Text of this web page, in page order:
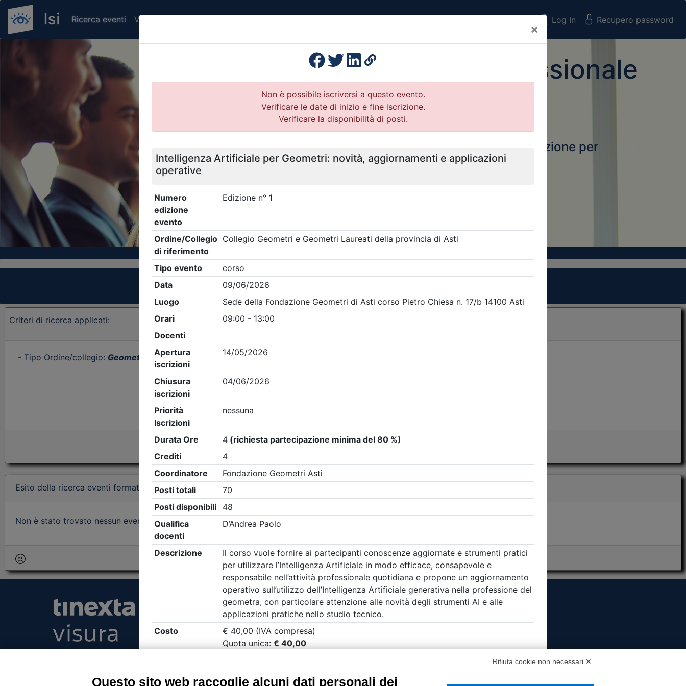
×
Ricerca eventi Verifica attestato di presenza Log In Recupero password
Formazione Professionale
Continua
Il portale della formazione per
Ordini e Collegi
Previous
Clicca qui - espandi la sezione dei filtri ricerca eventi
Criteri di ricerca applicati:
- Tipo Ordine/collegio: Geometri - Ordine:Asti - Eventi in programma dal
Precedente 1 Successiva
Nessun risultato per i parametri inseriti
Esito della ricerca eventi formativi
Non è stato trovato nessun evento formativo con i parametri di ricerca utilizzati
UTILITÀ
Recupero Password
POLICIES AND TERMS
Rifiuta cookie non necessari ✕
Questo sito web raccoglie alcuni dati personali dei